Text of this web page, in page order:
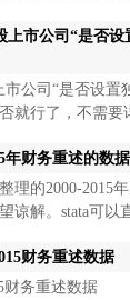
上市公司“是否设
市公司“是否设置
就行了，不需要
年财务重述的数据
理的2000-2015
谅解。stata可以
财务重述数据
财务重述数据